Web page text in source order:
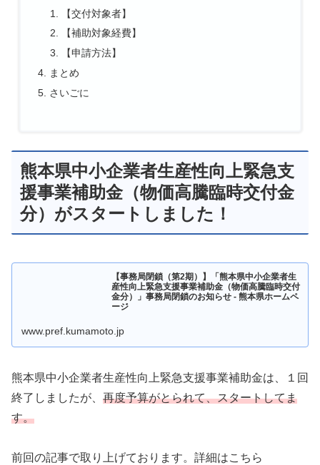
【交付対象者】
【補助対象経費】
【申請方法】
まとめ
さいごに
熊本県中小企業者生産性向上緊急支
援事業補助金（物価高騰臨時交付金
分）がスタートしました！
【事務局閉鎖（第2期）】「熊本県中小企業者生
産性向上緊急支援事業補助金（物価高騰臨時交付
金分）」事務局閉鎖のお知らせ - 熊本県ホームペ
ージ
www.pref.kumamoto.jp
熊本県中小企業者生産性向上緊急支援事業補助金は、１回
終了しましたが、 再度予算がとられて、スタートしてま
す。
前回の記事で取り上げております。詳細はこちら